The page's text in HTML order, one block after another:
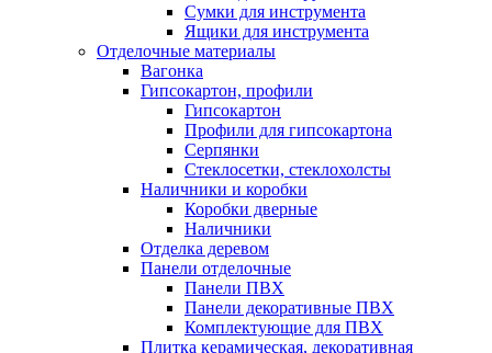
Сумки для инструмента
Ящики для инструмента
Отделочные материалы
Вагонка
Гипсокартон, профили
Гипсокартон
Профили для гипсокартона
Серпянки
Стеклосетки, стеклохолсты
Наличники и коробки
Коробки дверные
Наличники
Отделка деревом
Панели отделочные
Панели ПВХ
Панели декоративные ПВХ
Комплектующие для ПВХ
Плитка керамическая, декоративная